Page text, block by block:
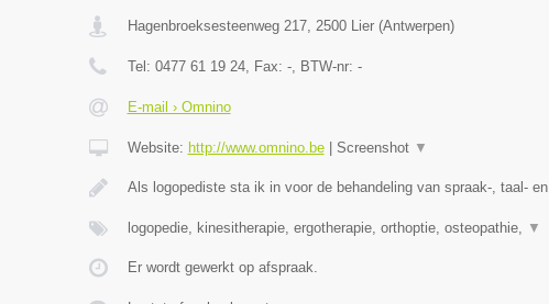
Hagenbroeksesteenweg 217, 2500 Lier(Antwerpen)
Tel: 0477 61 19 24, Fax: -, BTW-nr: -
E-mail › Omnino
Website: http://www.omnino.be| Screenshot ▼
Als logopediste sta ik in voor de behandeling van spraak-, taal- en
logopedie, kinesitherapie, ergotherapie, orthoptie, osteopathie, ▼
Er wordt gewerkt op afspraak.